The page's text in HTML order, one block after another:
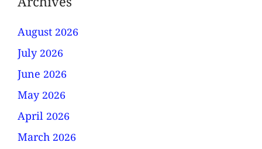
Archives
August 2026
July 2026
June 2026
May 2026
April 2026
March 2026